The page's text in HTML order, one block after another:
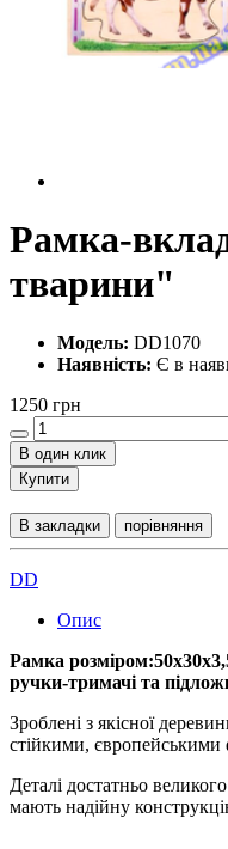
Рамка-
тварини"
Модель: DD1070
Наявність: Є в
1250 грн
В один клик
Купити
В закладки порівняння
DD
Опис
Рамка
ручки-тримачі та
Зробленi з якісної
стійкими, європейськими
Деталі достатньо
мають надійну